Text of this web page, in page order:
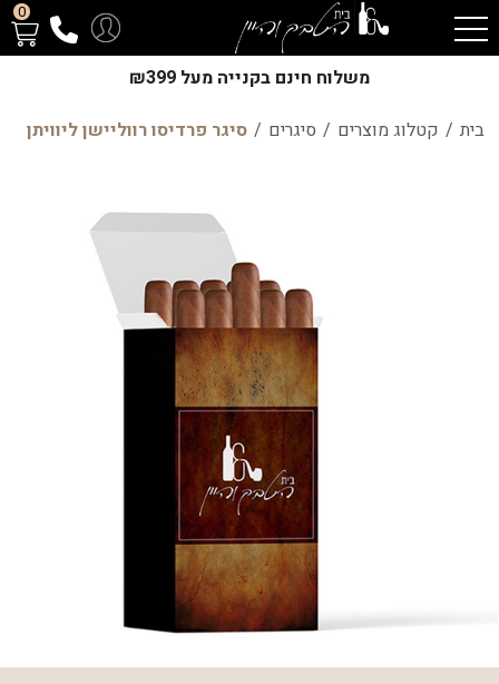
0
משלוח חינם בקנייה מעל ₪399
בית / קטלוג מוצרים / סיגרים / סיגר פרדיסו רווליישן ליוויתן